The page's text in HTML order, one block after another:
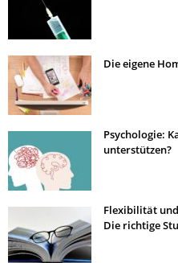
Die eigene
Psychologie:
unterstützen?
Flexibilität
Die richtige